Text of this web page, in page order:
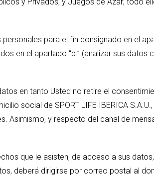
para el fin consignado en el
en el apartado “b.” (analizar sus
en tanto Usted no retire el
social de SPORT LIFE IBERICA
Asimismo, y respecto del canal de
que le asisten, de acceso a sus
deberá dirigirse por correo postal al